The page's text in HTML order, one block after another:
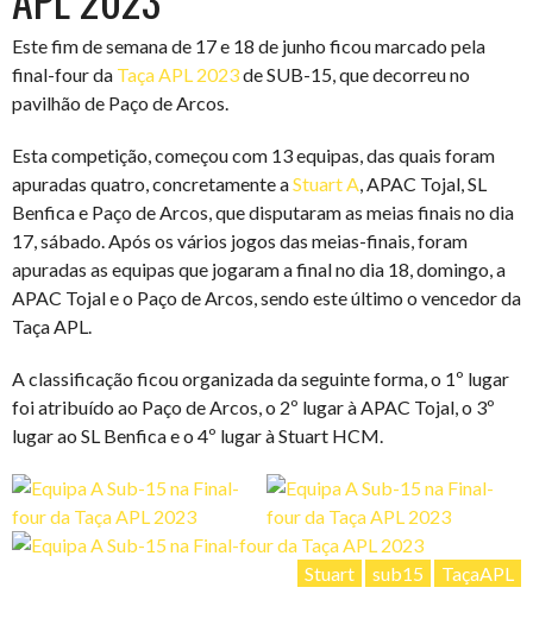
Este fim de semana de 17 e 18 de junho ficou marcado pela
final-four da Taça APL 2023de SUB-15, que decorreu no
pavilhão de Paço de Arcos.
Esta competição, começou com 13 equipas, das quais foram
apuradas quatro, concretamente aStuart A, APAC Tojal, SL
Benfica e Paço de Arcos, que disputaram as meias finais no dia
17, sábado. Após os vários jogos das meias-finais, foram
apuradas as equipas que jogaram a final no dia 18, domingo, a
APAC Tojal e o Paço de Arcos, sendo este último o vencedor da
Taça APL.
A classificação ficou organizada da seguinte forma, o 1º lugar
foi atribuído ao Paço de Arcos, o 2º lugar à APAC Tojal, o 3º
lugar ao SL Benfica e o 4º lugar à Stuart HCM.
Stuart sub15 TaçaAPL